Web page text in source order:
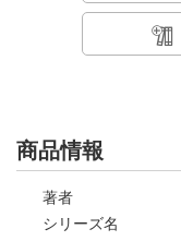
商品情報
著者
シリーズ名